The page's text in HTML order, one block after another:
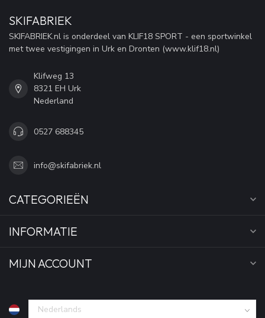
SKIFABRIEK
SKIFABRIEK.nl is onderdeel van KLIF18 SPORT - een sportwinkel
met twee vestigingen in Urk en Dronten (www.klif18.nl)
Klifweg 13
8321 EH Urk
Nederland
0527 688345
info@skifabriek.nl
CATEGORIEËN
INFORMATIE
MIJN ACCOUNT